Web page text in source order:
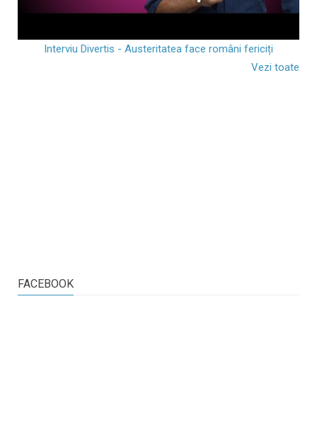
Interviu Divertis - Austeritatea face români fericiți
Vezi toate
FACEBOOK